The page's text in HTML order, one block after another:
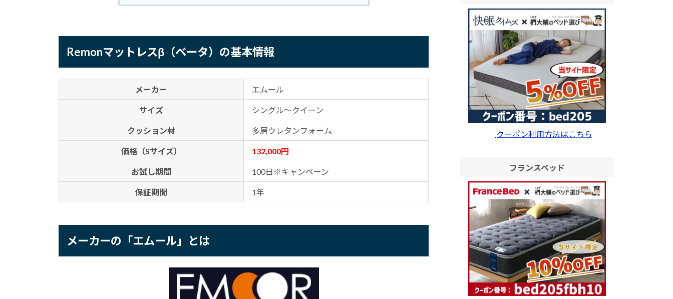
Remonマットレスβ（ベータ）の基本情報
メーカー エムール
サイズ シングル～クイーン
クッション材 多層ウレタンフォーム
価格（Sサイズ） 132,000円
お試し期間 100日※キャンペーン
保証期間 1年
メーカーの「エムール」とは
クーポン利用方法はこちら
フランスベッド